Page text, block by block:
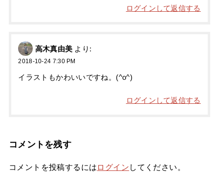
ログインして返信する
高木真由美 より:
2018-10-24 7:30 PM
イラストもかわいいですね。(^o^)
ログインして返信する
コメントを残す
コメントを投稿するには ログイン してください。